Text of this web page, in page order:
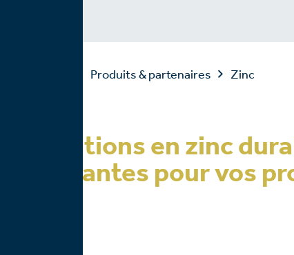
Produits & partenaires Zinc
Solutions en zinc
élégantes pour vos